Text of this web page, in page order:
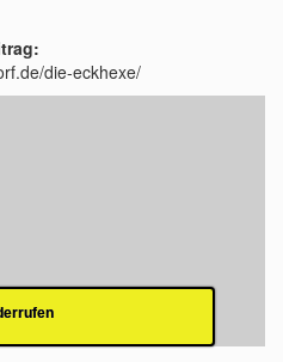
die-eckhexe/